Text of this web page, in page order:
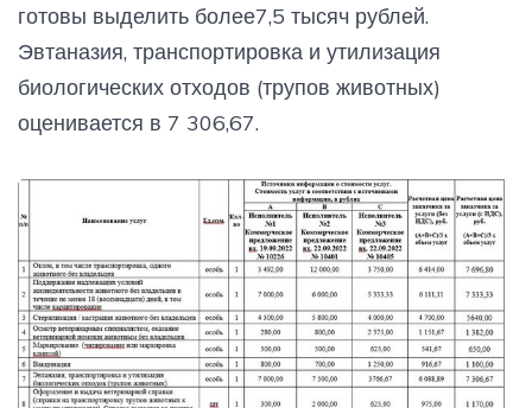
готовы выделить более7,5 тысяч рублей.
Эвтаназия, транспортировка и утилизация
биологических отходов (трупов животных)
оценивается в 7 306,67.